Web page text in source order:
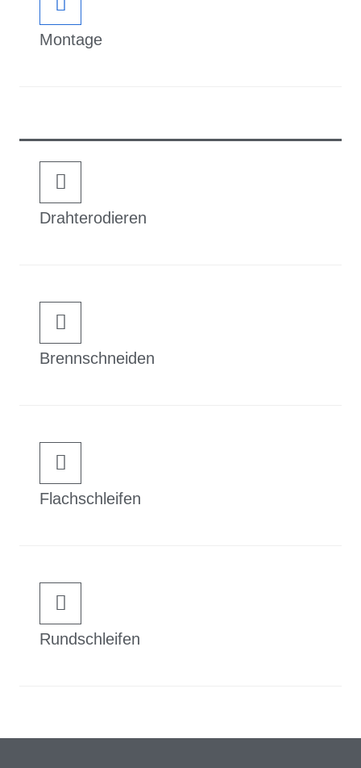
Montage
Drahterodieren
Brennschneiden
Flachschleifen
Rundschleifen